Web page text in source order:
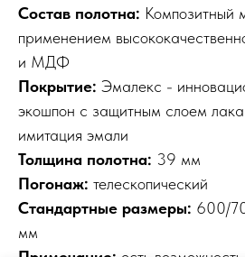
Состав полотна: Композитный
применением
и МДФ
Покрытие: Эмалекс -
экошпон с защитным слоем
имитация эмали
Толщина полотна: 39 мм
Погонаж: телескопический
Стандартные размеры: 600/
мм